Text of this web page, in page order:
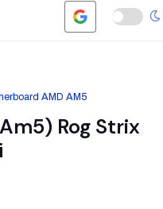
AMD AM5
Rog Strix